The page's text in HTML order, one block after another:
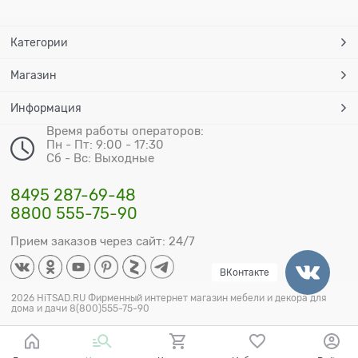
Категории
Магазин
Информация
Время работы операторов:
Пн - Пт: 9:00 - 17:30
Сб - Вс: Выходные
8495 287-69-48
8800 555-75-90
Прием заказов через сайт: 24/7
2026 HiTSAD.RU Фирменный интернет магазин мебели и декора для
дома и дачи 8(800)555-75-90
ВКонтакте